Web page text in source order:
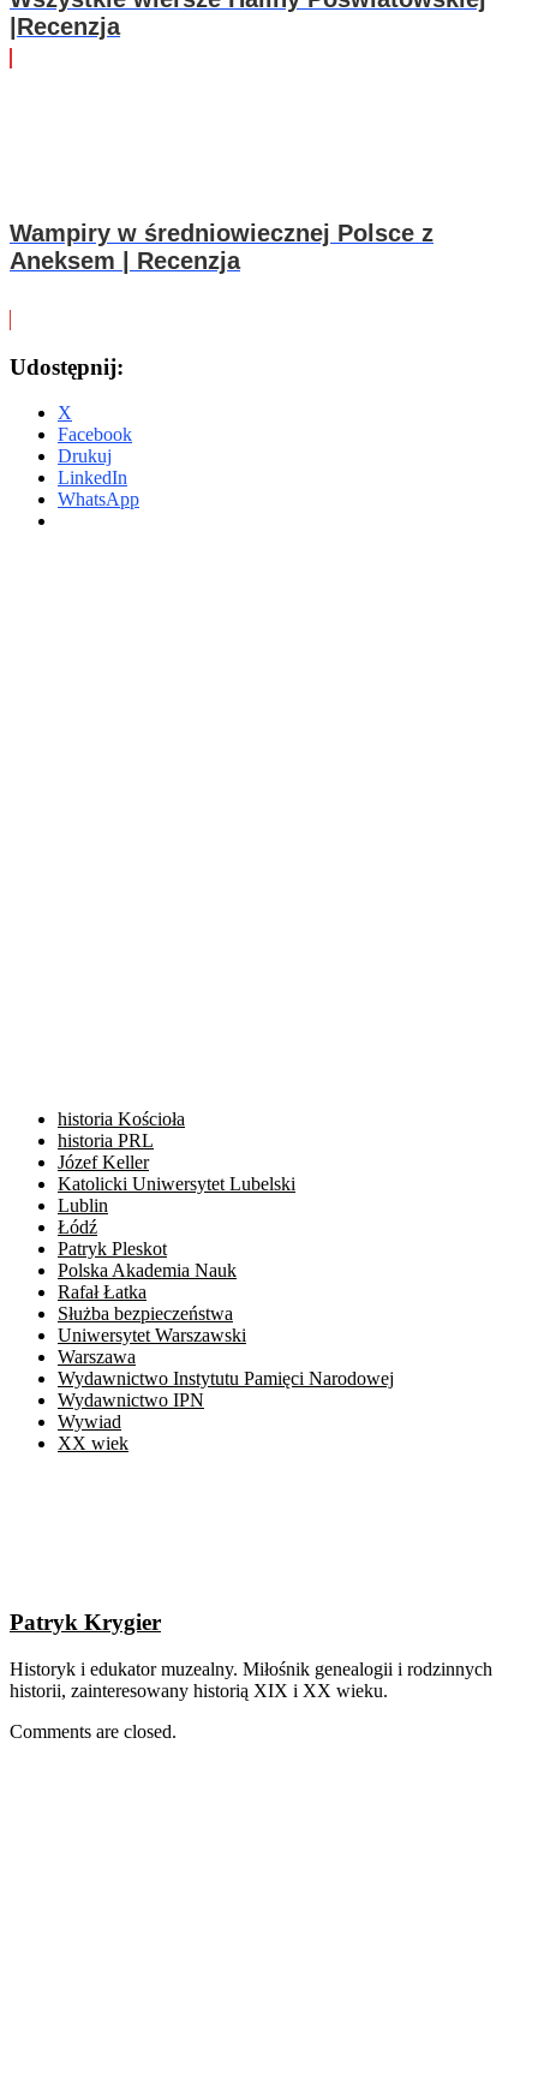
|Recenzja
Wampiry w średniowiecznej Polsce z
Aneksem | Recenzja
Udostępnij:
X
Facebook
Drukuj
LinkedIn
WhatsApp
historia Kościoła
historia PRL
Józef Keller
Katolicki Uniwersytet Lubelski
Lublin
Łódź
Patryk Pleskot
Polska Akademia Nauk
Rafał Łatka
Służba bezpieczeństwa
Uniwersytet Warszawski
Warszawa
Wydawnictwo Instytutu Pamięci Narodowej
Wydawnictwo IPN
Wywiad
XX wiek
Patryk Krygier
Historyk i edukator muzealny. Miłośnik genealogii i rodzinnych
historii, zainteresowany historią XIX i XX wieku.
Comments are closed.